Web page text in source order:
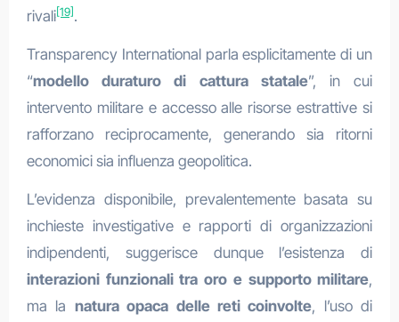
rivali[19].
Transparency International parla esplicitamente di un
“modello duraturo di cattura statale”, in cui
intervento militare e accesso alle risorse estrattive si
rafforzano reciprocamente, generando sia ritorni
economici sia influenza geopolitica.
L’evidenza disponibile, prevalentemente basata su
inchieste investigative e rapporti di organizzazioni
indipendenti, suggerisce dunque l’esistenza di
interazioni funzionali tra oro e supporto militare,
ma la natura opaca delle reti coinvolte, l’uso di